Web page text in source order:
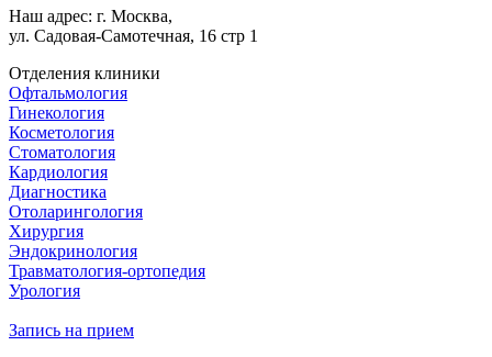
Наш адрес: г. Москва,
ул. Садовая-Самотечная, 16 стр 1
Отделения клиники
Офтальмология
Гинекология
Косметология
Стоматология
Кардиология
Диагностика
Отоларингология
Хирургия
Эндокринология
Травматология-ортопедия
Урология
Запись на прием